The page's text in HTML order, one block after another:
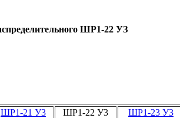
ШР1-21 У3 ШР1-22 У3
ШР1-23 У3